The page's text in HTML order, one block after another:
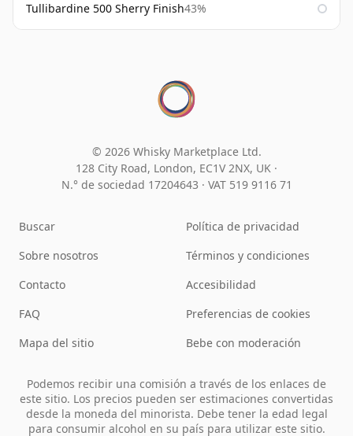
Tullibardine 500 Sherry Finish43%
© 2026 Whisky Marketplace Ltd.
128 City Road, London, EC1V 2NX, UK ·
N.° de sociedad 17204643 · VAT 519 9116 71
Buscar
Sobre nosotros
Contacto
FAQ
Mapa del sitio
Política de privacidad
Términos y condiciones
Accesibilidad
Preferencias de cookies
Bebe con moderación
Podemos recibir una comisión a través de los enlaces de
este sitio. Los precios pueden ser estimaciones convertidas
desde la moneda del minorista. Debe tener la edad legal
para consumir alcohol en su país para utilizar este sitio.